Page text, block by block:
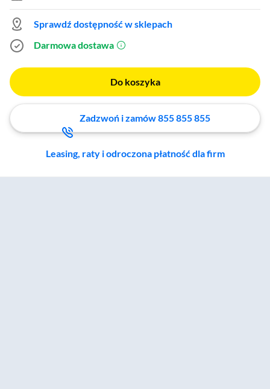
Sprawdź dostępność w sklepach
Darmowa dostawa (otworzy się w nowym oknie)
Do koszyka
Zadzwoń i zamów 855 855 855
Leasing, raty i odroczona płatność dla firm